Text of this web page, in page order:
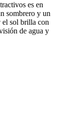
es en
sombrero y un
el sol brilla con
de agua y